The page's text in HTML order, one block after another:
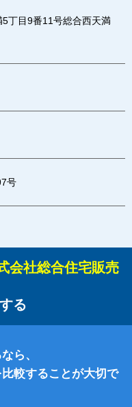
丁目9番11号総合西天満
号
社総合住宅販売
る
ら、
較することが大切で